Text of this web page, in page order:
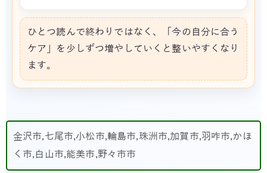
ひとつ読んで終わりではなく、「今の自分に合う
ケア」を少しずつ増やしていくと整いやすくなり
ます。
金沢市,七尾市,小松市,輪島市,珠洲市,加賀市,羽咋市,かほ
く市,白山市,能美市,野々市市